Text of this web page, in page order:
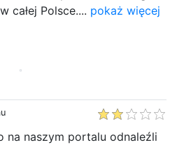
całej Polsce.... pokaż więcej
na naszym portalu odnaleźli